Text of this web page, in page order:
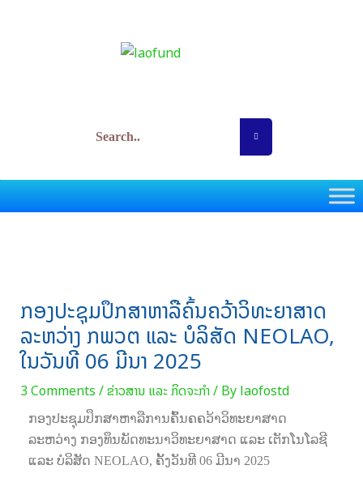
ກອງປະຊຸມປຶກສາຫາລືຄົ້ນຄວ້າວິທະຍາສາດ
ລະຫວ່າງ ກພວຕ ແລະ ບໍລິສັດ NEOLAO,
ໃນວັນທີ 06 ມີນາ 2025
3 Comments/ຂ່າວສານ ແລະ ກິດຈະກຳ/ Bylaofostd
ກອງປະຊຸມປຶກສາຫາລືການຄົ້ນຄຄວ້າວິທະຍາສາດ
ລະຫວ່າງ ກອງທຶນພັດທະນາວິທະຍາສາດ ແລະ ເຕັກໂນໂລຊີ
ແລະ ບໍລິສັດ NEOLAO, ຄັ້ງວັນທີ 06 ມີນາ 2025